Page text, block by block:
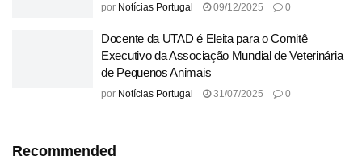
por Notícias Portugal 09/12/2025 0
Docente da UTAD é Eleita para o Comitê
Executivo da Associação Mundial de Veterinária
de Pequenos Animais
por Notícias Portugal 31/07/2025 0
Recommended